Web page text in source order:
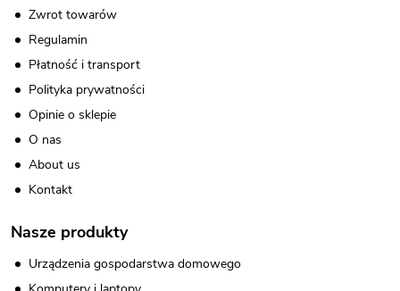
Zwrot towarów
Regulamin
Płatność i transport
Polityka prywatności
Opinie o sklepie
O nas
About us
Kontakt
Nasze produkty
Urządzenia gospodarstwa domowego